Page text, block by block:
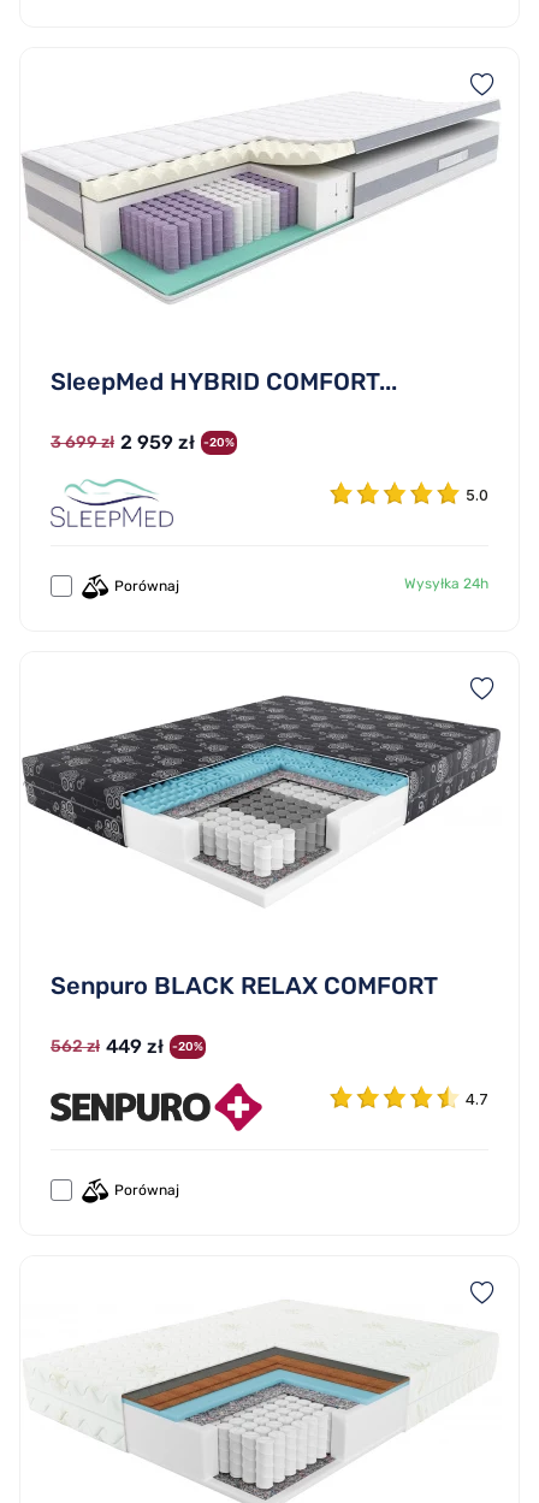
SleepMed HYBRID COMFORT...
3 699 zł 2 959 zł -20%
5.0
Porównaj Wysyłka 24h
Senpuro BLACK RELAX COMFORT
562 zł 449 zł -20%
4.7
Porównaj